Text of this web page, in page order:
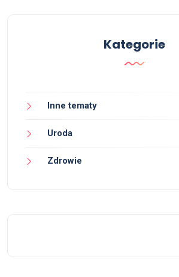
Kategorie
Inne tematy
Uroda
Zdrowie